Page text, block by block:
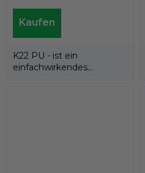
K22 PU - ist ein
einfachwirkendes